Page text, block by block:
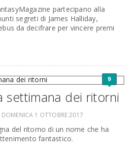
partecipano alla
segreti di James Halliday,
da decifrare per vincere premi
9
settimana dei ritorni
DOMENICA 1 OTTOBRE 2017
del ritorno di un nome che ha
fantastico.